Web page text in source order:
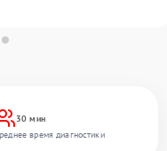
30 мин
время диагностики